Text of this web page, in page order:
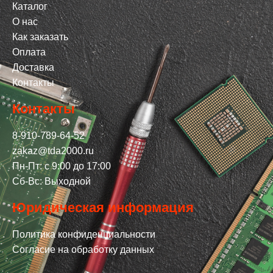
Каталог
О нас
Как заказать
Оплата
Доставка
Контакты
Контакты
8-910-789-64-52
zakaz@tda2000.ru
Пн-Пт: с 9:00 до 17:00
Сб-Вс: Выходной
Юридическая информация
Политика конфиденциальности
Согласие на обработку данных